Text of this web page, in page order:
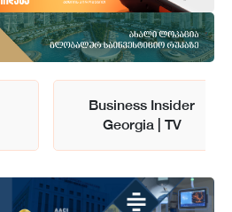
Business Insider
Georgia | TV